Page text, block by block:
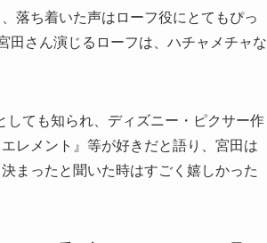
落ち着いた声はローフ役にとてもぴっ
田さん演じるローフは、ハチャメチャな
ても知られ、ディズニー・ピクサー作
レメント』等が好きだと語り、宮田は
まったと聞いた時はすごく嬉しかった